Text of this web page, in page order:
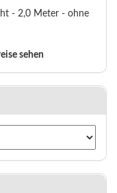
- 2,0 Meter - ohne
sehen